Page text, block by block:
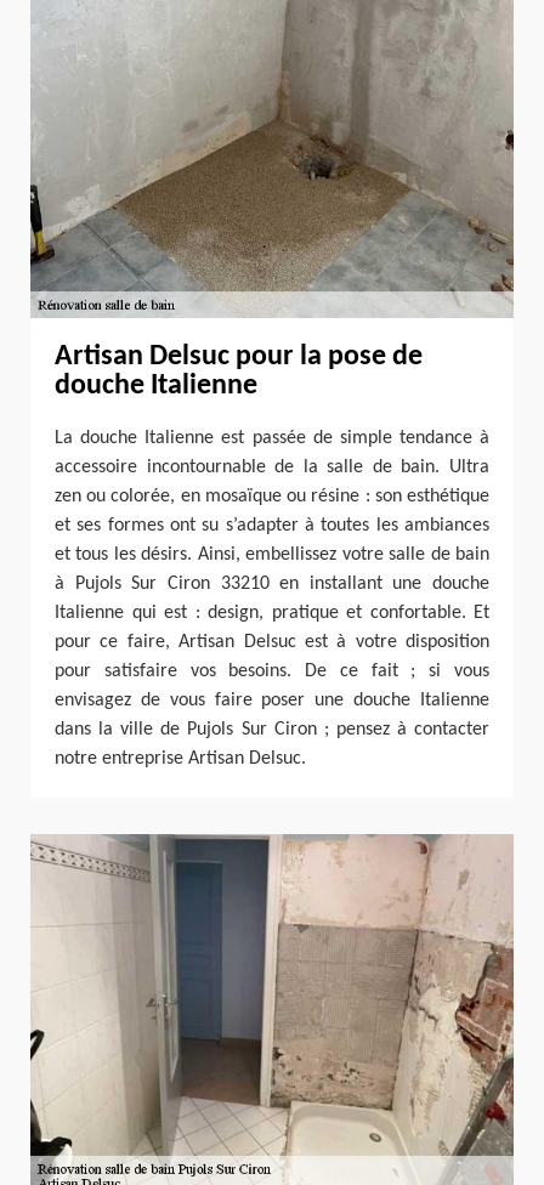
Artisan Delsuc pour la pose de
douche Italienne
La douche Italienne est passée de simple tendance à
accessoire incontournable de la salle de bain. Ultra
zen ou colorée, en mosaïque ou résine : son esthétique
et ses formes ont su s’adapter à toutes les ambiances
et tous les désirs. Ainsi, embellissez votre salle de bain
à Pujols Sur Ciron 33210 en installant une douche
Italienne qui est : design, pratique et confortable. Et
pour ce faire, Artisan Delsuc est à votre disposition
pour satisfaire vos besoins. De ce fait ; si vous
envisagez de vous faire poser une douche Italienne
dans la ville de Pujols Sur Ciron ; pensez à contacter
notre entreprise Artisan Delsuc.